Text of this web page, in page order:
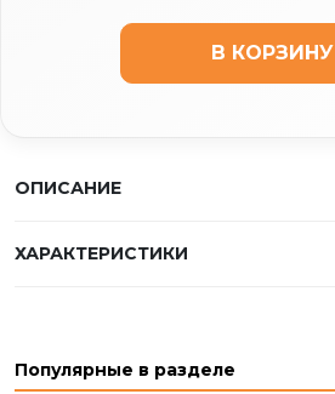
В КОРЗИНУ
ОПИСАНИЕ
ХАРАКТЕРИСТИКИ
Популярные в разделе